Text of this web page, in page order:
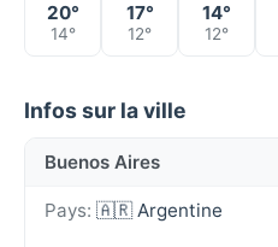
20°
14°
17°
12°
14°
12°
Infos sur la ville
Buenos Aires
Pays: 🇦🇷 Argentine